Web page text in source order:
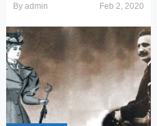
By admin Feb 2, 2020